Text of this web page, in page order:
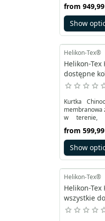
softshell,
warstwę,
wiatrem i
DWR.
from 949,99
Show
Helikon-Tex®
Helikon-
dostępne
Kurtka
membranowa
w terenie,
przed
że sprawdzi
aktywności
from 599,99
Show
Helikon-Tex®
Helikon-
wszystkie